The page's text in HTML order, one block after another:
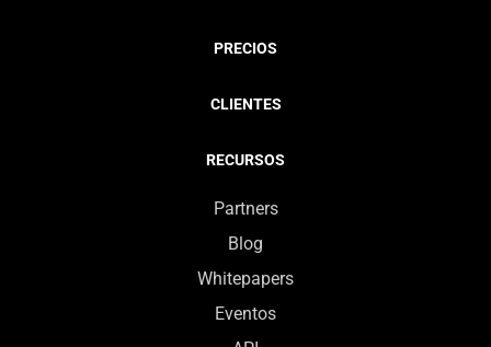
PRECIOS
CLIENTES
RECURSOS
Partners
Blog
Whitepapers
Eventos